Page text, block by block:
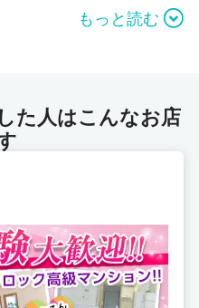
ひとり丁寧にサポート
もっと読む
た人はこんなお店